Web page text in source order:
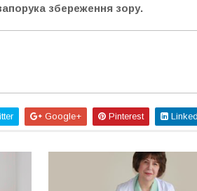
збереження зору.
Google+ Pinterest